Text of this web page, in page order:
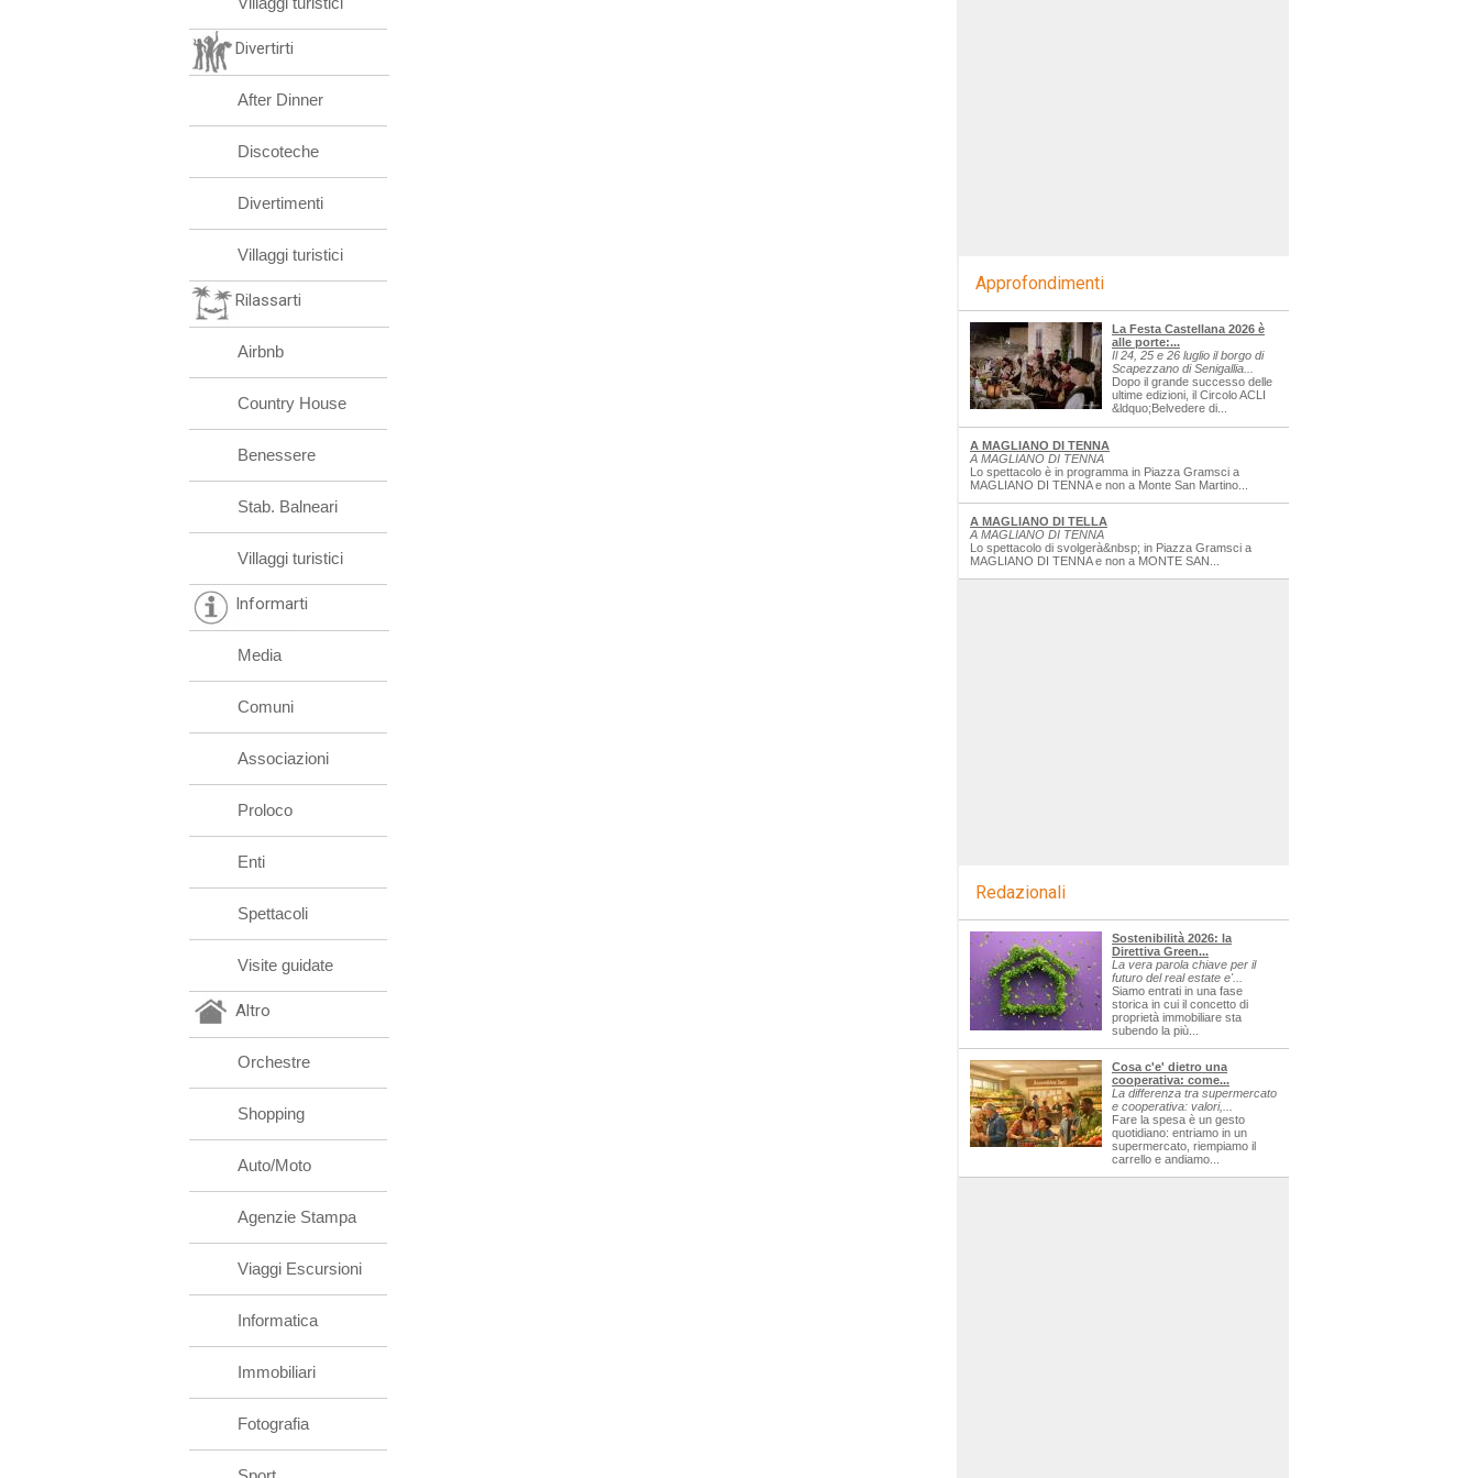
Divertirti
After Dinner
Discoteche
Divertimenti
Villaggi turistici
Rilassarti
Airbnb
Country House
Benessere
Stab. Balneari
Villaggi turistici
Informarti
Media
Comuni
Associazioni
Proloco
Enti
Spettacoli
Visite guidate
Altro
Orchestre
Shopping
Auto/Moto
Agenzie Stampa
Viaggi Escursioni
Informatica
Immobiliari
Fotografia
Approfondimenti
La Festa Castellana 2026 è
alle porte:...
Il 24, 25 e 26 luglio il borgo di
Scapezzano di Senigallia...
Dopo il grande successo delle
ultime edizioni, il Circolo ACLI
&ldquo;Belvedere di...
A MAGLIANO DI TENNA
A MAGLIANO DI TENNA
Lo spettacolo è in programma in Piazza Gramsci a
MAGLIANO DI TENNA e non a Monte San Martino...
A MAGLIANO DI TELLA
A MAGLIANO DI TENNA
Lo spettacolo di svolgerà&nbsp; in Piazza Gramsci a
MAGLIANO DI TENNA e non a MONTE SAN...
Redazionali
Sostenibilità 2026: la
Direttiva Green...
La vera parola chiave per il
futuro del real estate e'...
Siamo entrati in una fase
storica in cui il concetto di
proprietà immobiliare sta
subendo la più...
Cosa c'e' dietro una
cooperativa: come...
La differenza tra supermercato
e cooperativa: valori,...
Fare la spesa è un gesto
quotidiano: entriamo in un
supermercato, riempiamo il
carrello e andiamo...